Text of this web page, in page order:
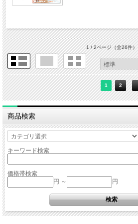
1 / 2ページ（全26件）
1 2
商品検索
キーワード検索
価格帯検索
円 ～
円